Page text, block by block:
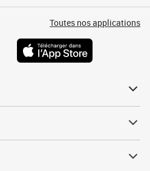
Toutes nos applications